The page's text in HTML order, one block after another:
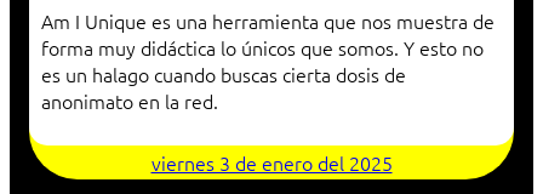
Am I Unique es una herramienta que nos muestra de
forma muy didáctica lo únicos que somos. Y esto no
es un halago cuando buscas cierta dosis de
anonimato en la red.
viernes 3 de enero del 2025